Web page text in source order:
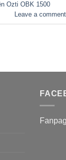
Ozti OBK 1500
Leave a comment